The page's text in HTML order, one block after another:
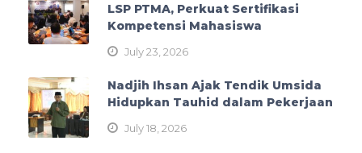
LSP PTMA, Perkuat Sertifikasi
Kompetensi Mahasiswa
July 23, 2026
Nadjih Ihsan Ajak Tendik Umsida
Hidupkan Tauhid dalam Pekerjaan
July 18, 2026